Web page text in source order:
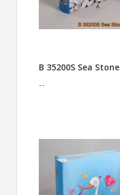
B 35200S Sea Stone
--